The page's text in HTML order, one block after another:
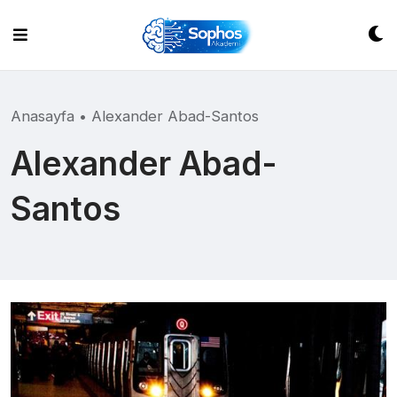
content
Anasayfa • Alexander Abad-Santos
Alexander Abad-
Santos